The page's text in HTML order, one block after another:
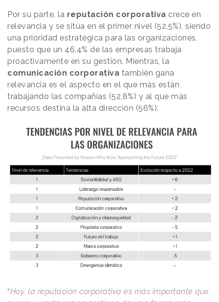
Por su parte, la reputación corporativa crece en
relevancia y se sitúa en el primer nivel (52,5%), siendo
una prioridad estratégica para las organizaciones,
puesto que un 46,4% de las empresas trabaja
proactivamente en su gestión. Mientras, la
comunicación corporativa también gana
relevancia es el aspecto en el que más están
trabajando las compañías (52,8%) y al que más
recursos destina la alta dirección (56%).
“Hoy, la reputación corporativa es más importante que